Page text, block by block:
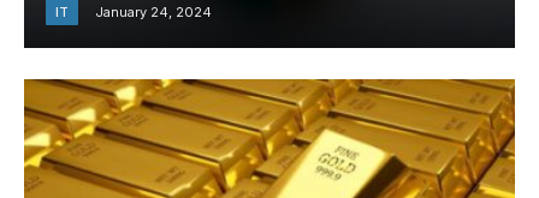
IT January 24, 2024